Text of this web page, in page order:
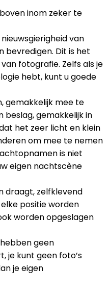
inom zeker te
van
bevredigen. Dit is het
fotografie. Zelfs als je
hebt, kunt u goede
gemakkelijk mee te
beslag, gemakkelijk in
het zeer licht en klein
om mee te nemen
is niet
eigen nachtscène
draagt, zelfklevend
positie worden
worden opgeslagen
geen
je kunt geen foto’s
je eigen